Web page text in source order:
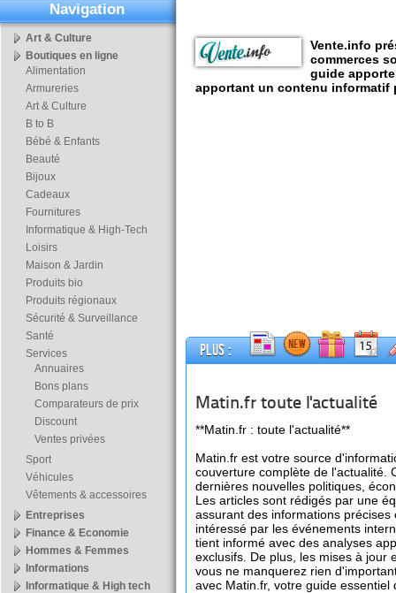
Vente.info
commerces
guide
apportant un contenu informatif
Plus :
Matin.fr toute l'actualité
**Matin.fr : toute l'actualité**
Matin.fr est votre source
couverture complète de l'actualité.
dernières nouvelles politiques,
Les articles sont rédigés par une
assurant des informations
intéressé par les événements
tient informé avec des analyses
exclusifs. De plus, les mises à jour
vous ne manquerez rien
avec Matin.fr, votre guide essentiel
Navigation
Art & Culture
Boutiques en ligne
Alimentation
Armureries
Art & Culture
B to B
Bébé & Enfants
Beauté
Bijoux
Cadeaux
Fournitures
Informatique & High-Tech
Loisirs
Maison & Jardin
Produits bio
Produits régionaux
Sécurité & Surveillance
Santé
Services
Annuaires
Bons plans
Comparateurs de prix
Discount
Ventes privées
Sport
Véhicules
Vêtements & accessoires
Entreprises
Finance & Economie
Hommes & Femmes
Informations
Informatique & High tech